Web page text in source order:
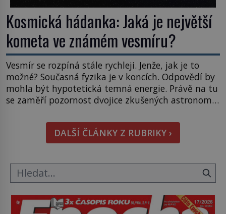
Kosmická hádanka: Jaká je největší
kometa ve známém vesmíru?
Vesmír se rozpíná stále rychleji. Jenže, jak je to
možné? Současná fyzika je v koncích. Odpovědí by
mohla být hypotetická temná energie. Právě na tu
se zaměří pozornost dvojice zkušených astronomů.
hmatatelnějšího. Naprosto rekordní kometu!
Astronomové Pedro Bernardinelli a Gary Bernstein
mravenčí prací zkoumají archivní snímky v rámci
DALŠÍ ČLÁNKY Z RUBRIKY ›